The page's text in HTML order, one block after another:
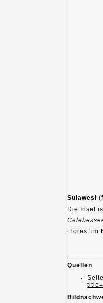
Sulawesi
Die Insel
Flores, im
Quellen